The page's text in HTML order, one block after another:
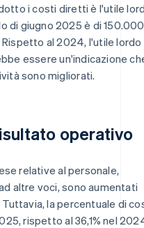
i costi diretti è l'utile
di giugno 2025 è di
al 2024, l'utile lordo
essere un'indicazione
sono migliorati.
operativo
relative al personale,
altre voci, sono aumentati
la percentuale di
rispetto al 36,1% nel